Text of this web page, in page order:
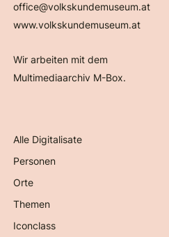
office@volkskundemuseum.at
www.volkskundemuseum.at
Wir arbeiten mit dem
Multimediaarchiv M-Box.
Alle Digitalisate
Personen
Orte
Themen
Iconclass